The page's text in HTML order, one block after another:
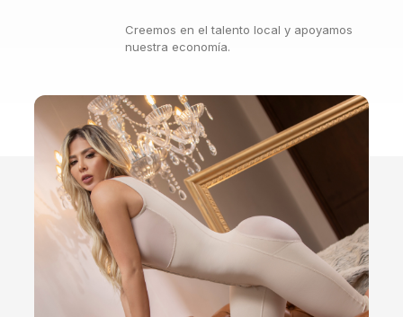
Creemos en el talento local y apoyamos
nuestra economía.